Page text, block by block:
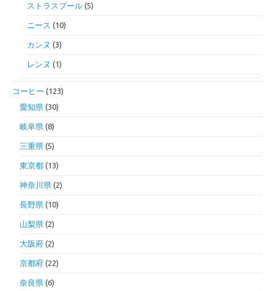
ストラスブール (5)
ニース (10)
カンヌ (3)
レンヌ (1)
コーヒー (123)
愛知県 (30)
岐阜県 (8)
三重県 (5)
東京都 (13)
神奈川県 (2)
長野県 (10)
山梨県 (2)
大阪府 (2)
京都府 (22)
奈良県 (6)